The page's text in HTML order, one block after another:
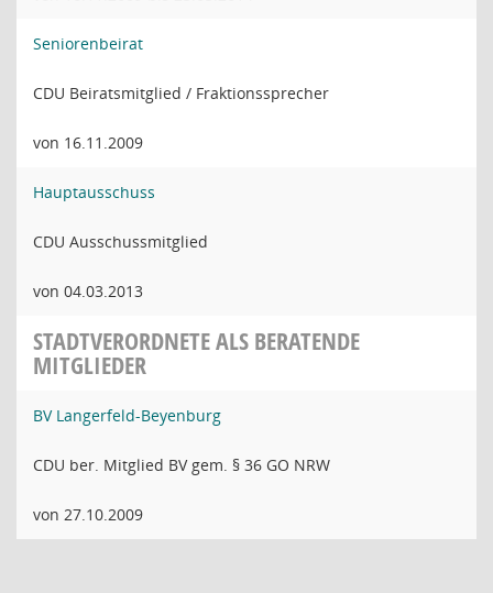
Seniorenbeirat
CDU Beiratsmitglied / Fraktionssprecher
von 16.11.2009
Hauptausschuss
CDU Ausschussmitglied
von 04.03.2013
STADTVERORDNETE ALS BERATENDE
MITGLIEDER
BV Langerfeld-Beyenburg
CDU ber. Mitglied BV gem. § 36 GO NRW
von 27.10.2009